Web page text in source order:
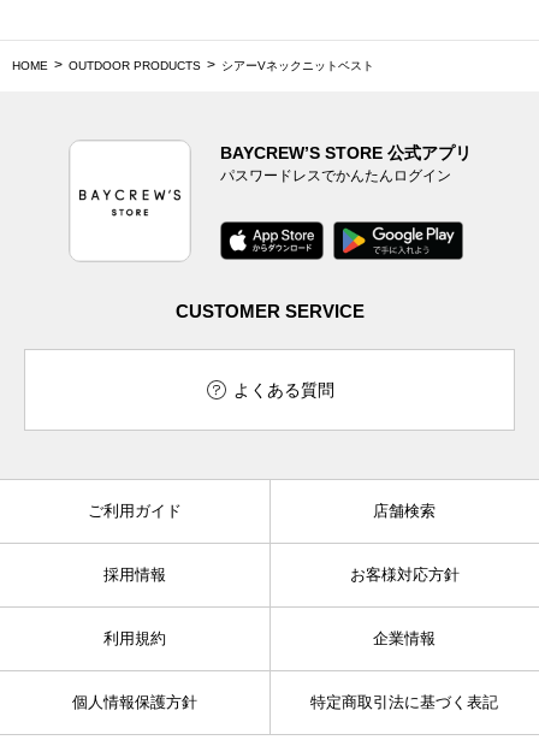
HOME OUTDOOR PRODUCTS シアーVネックニットベスト
BAYCREW’S STORE 公式アプリ
パスワードレスでかんたんログイン
CUSTOMER SERVICE
よくある質問
ご利用ガイド 店舗検索
採用情報 お客様対応方針
利用規約 企業情報
個人情報保護方針 特定商取引法に基づく表記